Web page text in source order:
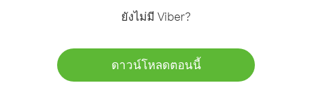
ยังไม่มี Viber?
ดาวน์โหลดตอนนี้